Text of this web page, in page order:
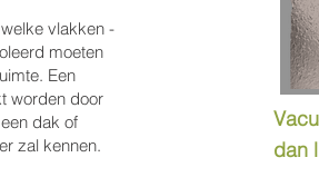
vlakken -
moeten
Een
worden door
dak of
zal kennen.
dan